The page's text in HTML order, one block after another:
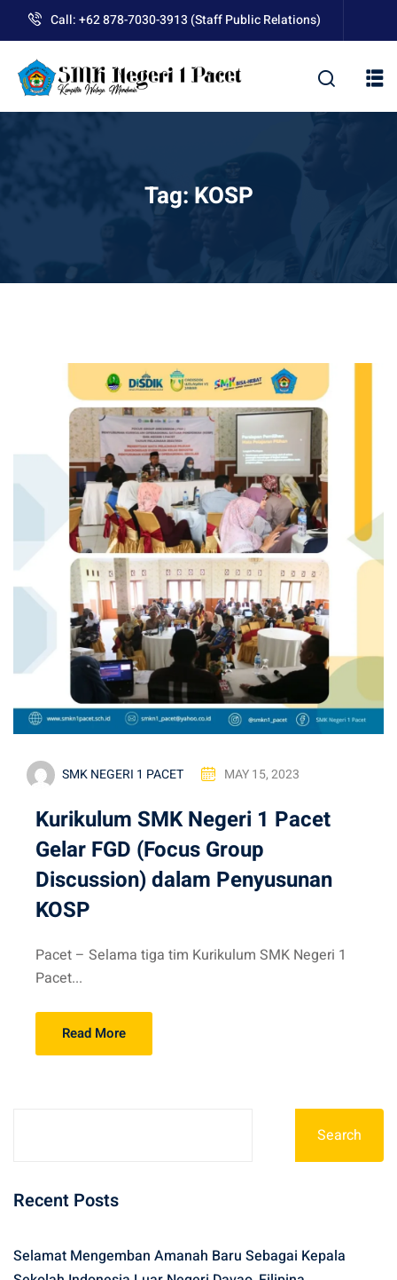
content
Call: +62 878-7030-3913 (Staff Public Relations)
Tag: KOSP
SMK NEGERI 1 PACET MAY 15, 2023
Kurikulum SMK Negeri 1 Pacet
Gelar FGD (Focus Group
Discussion) dalam Penyusunan
KOSP
Pacet – Selama tiga tim Kurikulum SMK Negeri 1
Pacet...
Read More
Search
Recent Posts
Selamat Mengemban Amanah Baru Sebagai Kepala